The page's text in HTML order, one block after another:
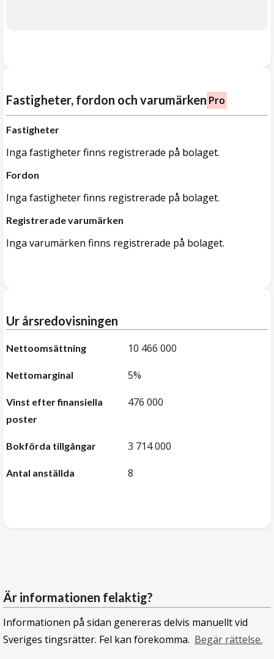
Fastigheter, fordon och varumärken Pro
Fastigheter
Inga fastigheter finns registrerade på bolaget.
Fordon
Inga fastigheter finns registrerade på bolaget.
Registrerade varumärken
Inga varumärken finns registrerade på bolaget.
Ur årsredovisningen
Nettoomsättning 10 466 000
Nettomarginal 5%
Vinst efter finansiella
poster
476 000
Bokförda tillgångar 3 714 000
Antal anställda 8
Är informationen felaktig?
Informationen på sidan genereras delvis manuellt vid
Sveriges tingsrätter. Fel kan förekomma. Begär rättelse.